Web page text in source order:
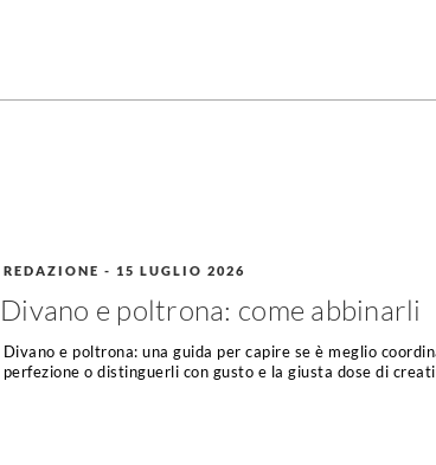
REDAZIONE - 15 LUGLIO 2026
Divano e poltrona: come abbinarli
Divano e poltrona: una guida per capire se è meglio
perfezione o distinguerli con gusto e la giusta dose di